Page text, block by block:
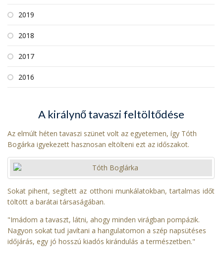
2019
2018
2017
2016
A királynő tavaszi feltöltődése
Az elmúlt héten tavaszi szünet volt az egyetemen, így Tóth
Bogárka igyekezett hasznosan eltölteni ezt az időszakot.
Sokat pihent, segített az otthoni munkálatokban, tartalmas időt
töltött a barátai társaságában.
"Imádom a tavaszt, látni, ahogy minden virágban pompázik.
Nagyon sokat tud javítani a hangulatomon a szép napsütéses
időjárás, egy jó hosszú kiadós kirándulás a természetben."